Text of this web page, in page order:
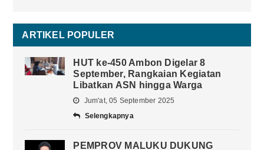
ARTIKEL POPULER
HUT ke-450 Ambon Digelar 8
September, Rangkaian Kegiatan
Libatkan ASN hingga Warga
Jum'at, 05 September 2025
Selengkapnya
PEMPROV MALUKU DUKUNG